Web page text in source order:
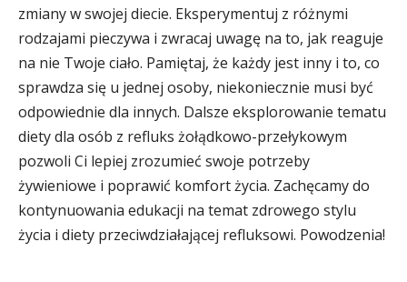
zmiany w swojej diecie. Eksperymentuj z różnymi
rodzajami pieczywa i zwracaj uwagę na to, jak reaguje
na nie Twoje ciało. Pamiętaj, że każdy jest inny i to, co
sprawdza się u jednej osoby, niekoniecznie musi być
odpowiednie dla innych. Dalsze eksplorowanie tematu
diety dla osób z refluks żołądkowo-przełykowym
pozwoli Ci lepiej zrozumieć swoje potrzeby
żywieniowe i poprawić komfort życia. Zachęcamy do
kontynuowania edukacji na temat zdrowego stylu
życia i diety przeciwdziałającej refluksowi. Powodzenia!